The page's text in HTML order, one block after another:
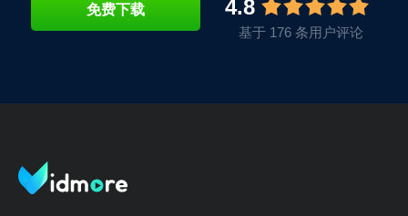
免费下载 4.8
基于 176 条用户评论